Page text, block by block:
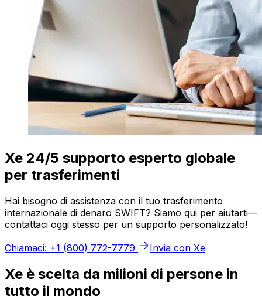
Xe 24/5 supporto esperto globale
per trasferimenti
Hai bisogno di assistenza con il tuo trasferimento
internazionale di denaro SWIFT? Siamo qui per aiutarti—
contattaci oggi stesso per un supporto personalizzato!
Chiamaci: +1 (800) 772-7779
Invia con Xe
Xe è scelta da milioni di persone in
tutto il mondo